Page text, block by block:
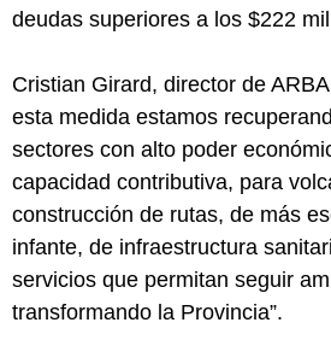
deudas superiores a los $222
Cristian Girard, director de
esta medida estamos
sectores con alto poder
capacidad contributiva, para
construcción de rutas, de más
infante, de infraestructura
servicios que permitan seguir
transformando la Provincia”.